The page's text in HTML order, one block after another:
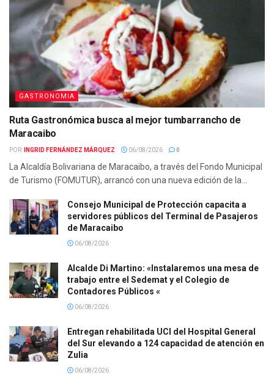
GASTRONOMIA
Ruta Gastronómica busca al mejor tumbarrancho de
Maracaibo
POR: INGRID FERNÁNDEZ MÁRQUEZ 06/08/2026 0
La Alcaldía Bolivariana de Maracaibo, a través del Fondo Municipal
de Turismo (FOMUTUR), arrancó con una nueva edición de la...
Consejo Municipal de Protección capacita a
servidores públicos del Terminal de Pasajeros
de Maracaibo
06/08/2026
Alcalde Di Martino: «Instalaremos una mesa de
trabajo entre el Sedemat y el Colegio de
Contadores Públicos «
06/08/2026
Entregan rehabilitada UCI del Hospital General
del Sur elevando a 124 capacidad de atención en
Zulia
06/08/2026